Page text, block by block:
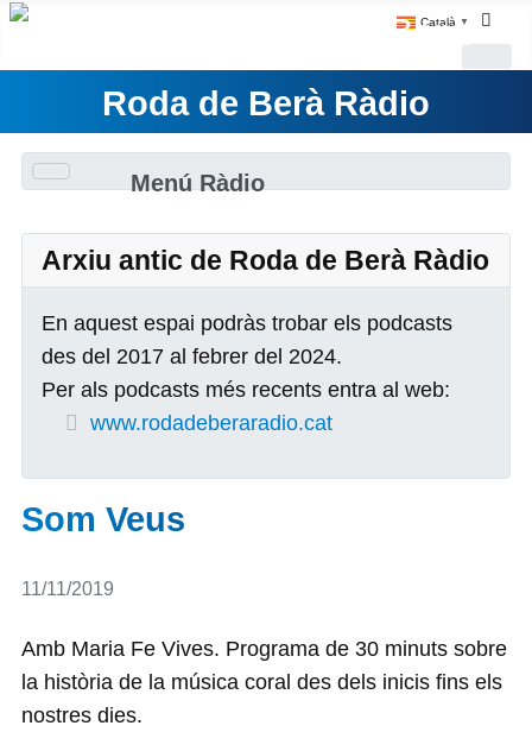
Català ▼
Roda de Berà Ràdio
Menú Ràdio
Arxiu antic de Roda de Berà Ràdio
En aquest espai podràs trobar els podcasts
des del 2017 al febrer del 2024.
Per als podcasts més recents entra al web:
www.rodadeberaradio.cat
Som Veus
Detalls
11/11/2019
Amb Maria Fe Vives. Programa de 30 minuts sobre
la història de la música coral des dels inicis fins els
nostres dies.